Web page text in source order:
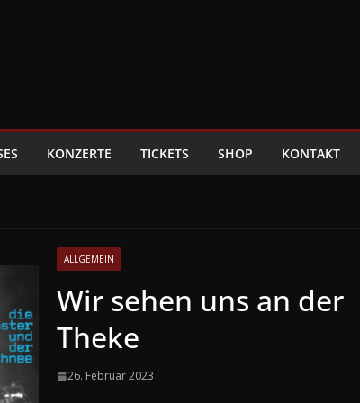
KONZERTE TICKETS SHOP KONTAKT
ALLGEMEIN
Wir sehen uns an der
Theke
26. Februar 2023